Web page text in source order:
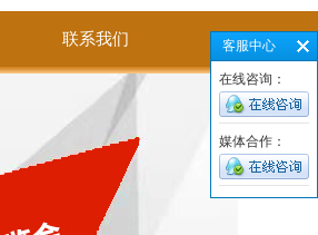
联系我们 客服中心
在线咨询：
媒体合作：